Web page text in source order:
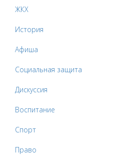
ЖКХ
История
Афиша
Социальная защита
Дискуссия
Воспитание
Спорт
Право